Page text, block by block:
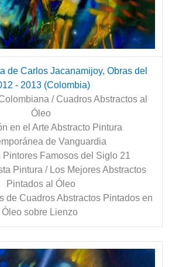
de Carlos Jacanamijoy, Obras del
- 2013 (Colombia)
/ Cuadros Abstractos al
Óleo
en el Arte Abstracto Pintura
de Vanguardia
Pintores Famosos del Siglo 21
Pintura / Los Mejores Abstractos
Pintados al Óleo
de Cuadros Abstractos Pintados en
Óleo sobre Lienzo